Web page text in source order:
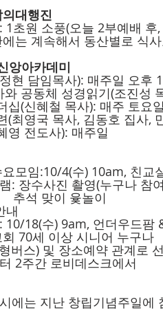
대행진
1초원 소풍(오늘 2부예배
는 계속해서 동산별로 식
앙아카데미
현 담임목사): 매주일 오후
와 공동체 성경읽기(조진성
십(신혜철 목사): 매주 토요
(최영국 목사, 김동호 집사,
영 전도사): 매주일
모임:10/4(수) 10am, 친교
램: 장수사진 촬영(누구나
                          추석 맞이 윷놀이
내
10/18(수) 9am, 언더우드팜
회 70세 이상 시니어 누구나
차량(대형버스) 및 장소예약 관계
2주간 로비데스크에서
에는 지난 창립기념주일